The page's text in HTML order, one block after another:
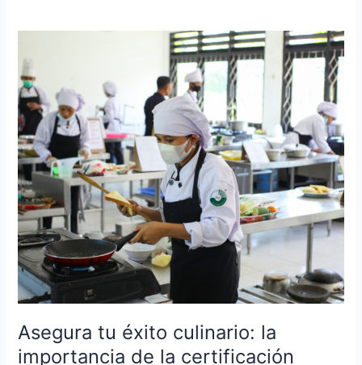
Asegura tu éxito culinario: la
importancia de la certificación
tu
éxito
culinario:
la
importancia
de
la
certificación
internacional
en
gastronomía